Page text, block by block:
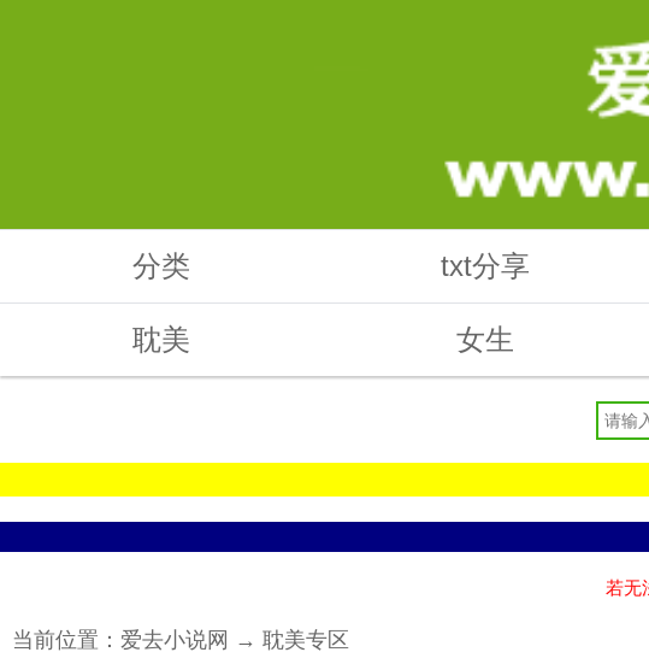
分类 txt分享
耽美 女生
若无
当前位置： 爱去小说网 → 耽美专区